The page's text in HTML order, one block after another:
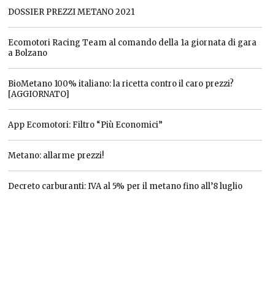
DOSSIER PREZZI METANO 2021
Ecomotori Racing Team al comando della 1a giornata di gara
a Bolzano
BioMetano 100% italiano: la ricetta contro il caro prezzi?
[AGGIORNATO]
App Ecomotori: Filtro “Più Economici”
Metano: allarme prezzi!
Decreto carburanti: IVA al 5% per il metano fino all’8 luglio